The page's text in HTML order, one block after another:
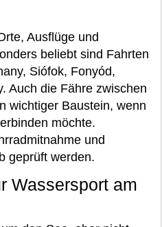
Ausflüge und
beliebt sind Fahrten
Siófok, Fonyód,
Auch die Fähre zwischen
wichtiger Baustein, wenn
möchte.
und
geprüft werden.
Wassersport am